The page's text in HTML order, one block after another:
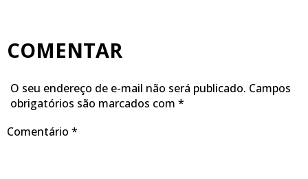
COMENTAR
O seu endereço de e-mail não será publicado. Campos
obrigatórios são marcados com *
Comentário *